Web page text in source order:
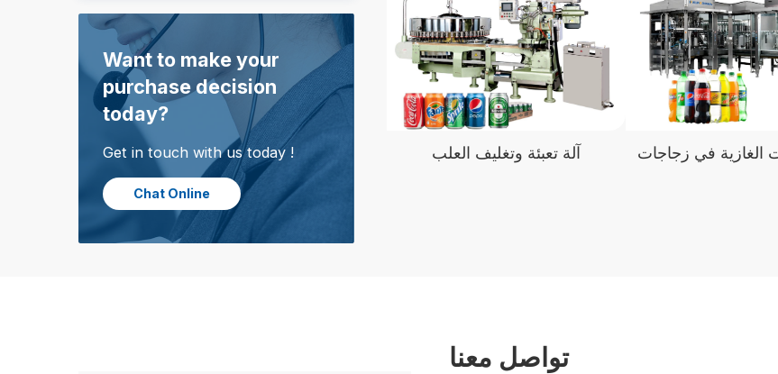
Want to make your
purchase decision
today?
Get in touch with us today !
Chat Online
آلة تعبئة وتغليف العلب
تواصل معنا